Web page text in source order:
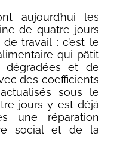
aujourd’hui les
de quatre jours
travail : c’est le
qui pâtit
dégradées et de
des coefficients
sous le
jours y est déjà
une réparation
social et de la